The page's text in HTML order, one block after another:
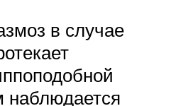
в случае